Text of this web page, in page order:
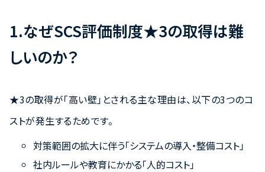
1.なぜSCS評価制度★3の取得は難
しいのか？
★3の取得が「高い壁」とされる主な理由は、以下の3つのコ
ストが発生するためです。
対策範囲の拡大に伴う「システムの導入・整備コスト」
社内ルールや教育にかかる「人的コスト」